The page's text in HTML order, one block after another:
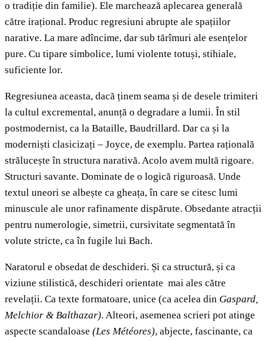
o tradiție din familie). Ele marchează aplecarea generală
către irațional. Produc regresiuni abrupte ale spațiilor
narative. La mare adîncime, dar sub tărîmuri ale esențelor
pure. Cu tipare simbolice, lumi violente totuși, stihiale,
suficiente lor.
Regresiunea aceasta, dacă ținem seama și de desele trimiteri
la cultul excremental, anunță o degradare a lumii. În stil
postmodernist, ca la Bataille, Baudrillard. Dar ca și la
moderniști clasicizați – Joyce, de exemplu. Partea rațională
strălucește în structura narativă. Acolo avem multă rigoare.
Structuri savante. Dominate de o logică riguroasă. Unde
textul uneori se albește ca gheața, în care se citesc lumi
minuscule ale unor rafinamente dispărute. Obsedante atracții
pentru numerologie, simetrii, cursivitate segmentată în
volute stricte, ca în fugile lui Bach.
Naratorul e obsedat de deschideri. Și ca structură, și ca
viziune stilistică, deschideri orientate mai ales către
revelații. Ca texte formatoare, unice (ca acelea din Gaspard,
Melchior & Balthazar). Alteori, asemenea scrieri pot atinge
aspecte scandaloase (Les Météores), abjecte, fascinante, ca